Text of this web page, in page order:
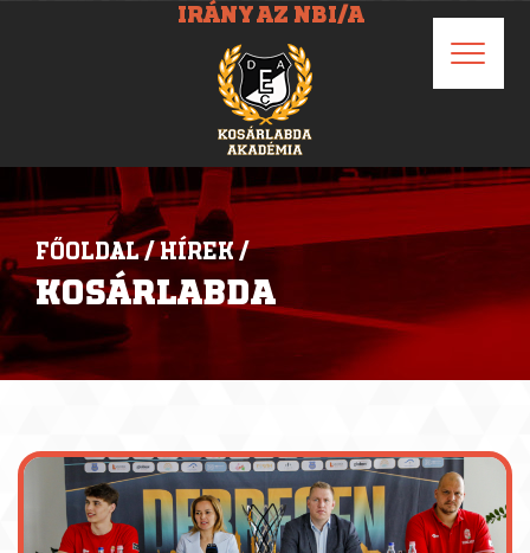
IRÁNY AZ NBI/A
FŐOLDAL / HÍREK /
KOSÁRLABDA